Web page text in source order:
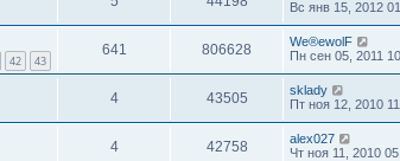
Вс янв 15, 2012
42 43
641 806628
We®ewolF
Пн сен 05, 2011
4 43505
sklady
Пт ноя 12, 2010
4 42758
alex027
Чт ноя 11, 2010